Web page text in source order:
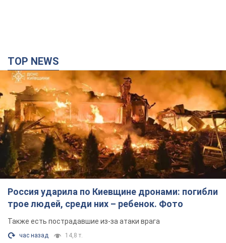
TOP NEWS
Россия ударила по Киевщине дронами: погибли
трое людей, среди них – ребенок. Фото
Также есть пострадавшие из-за атаки врага
час назад 14,8 т.